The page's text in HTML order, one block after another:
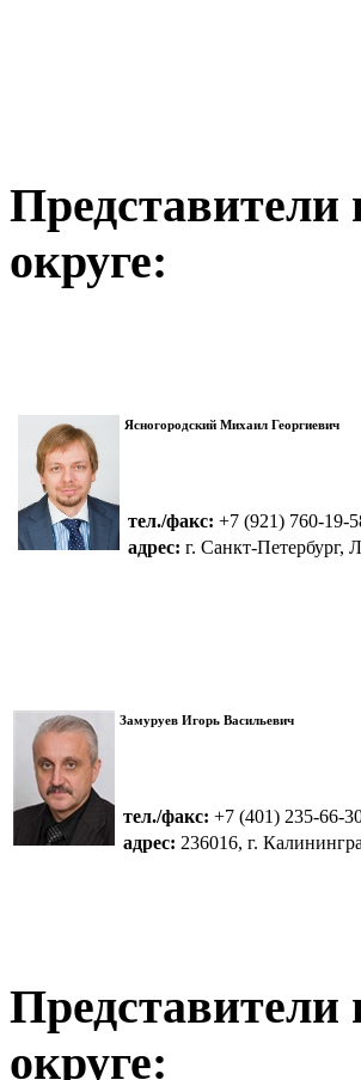
округе:
Ясногородский Михаил Георгиевич
тел./факс: +7 (921) 760-19-
адрес: г. Санкт-Петербург,
Замуруев Игорь Васильевич
тел./факс: +7 (401) 235-66-
адрес: 236016, г.
округе: